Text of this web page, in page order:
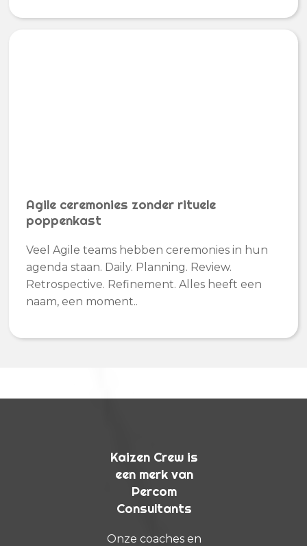
Agile ceremonies zonder rituele
poppenkast
Veel Agile teams hebben ceremonies in hun
agenda staan. Daily. Planning. Review.
Retrospective. Refinement. Alles heeft een
naam, een moment..
Kaizen Crew is
een merk van
Percom
Consultants
Onze coaches en